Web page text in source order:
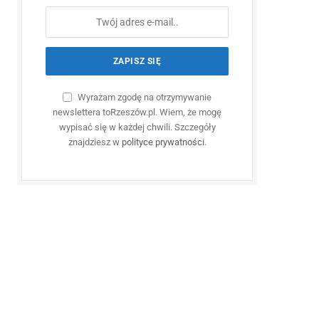
Wyrażam zgodę na otrzymywanie
newslettera toRzeszów.pl. Wiem, że mogę
wypisać się w każdej chwili. Szczegóły
znajdziesz w polityce prywatności.